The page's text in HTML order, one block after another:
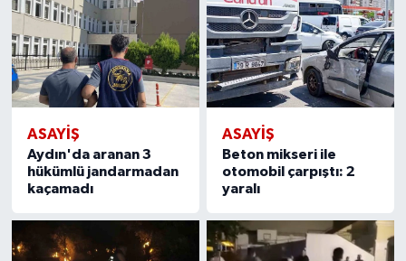
ASAYİŞ
Aydın'da aranan 3
hükümlü jandarmadan
kaçamadı
ASAYİŞ
Beton mikseri ile
otomobil çarpıştı: 2
yaralı